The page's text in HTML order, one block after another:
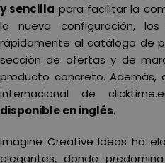
y sencilla para facilitar la
la nueva configuración,
rápidamente al catálogo de
sección de ofertas y de
producto concreto. Además,
internacional de
disponible en inglés.
Imagine Creative Ideas ha
elegantes, donde